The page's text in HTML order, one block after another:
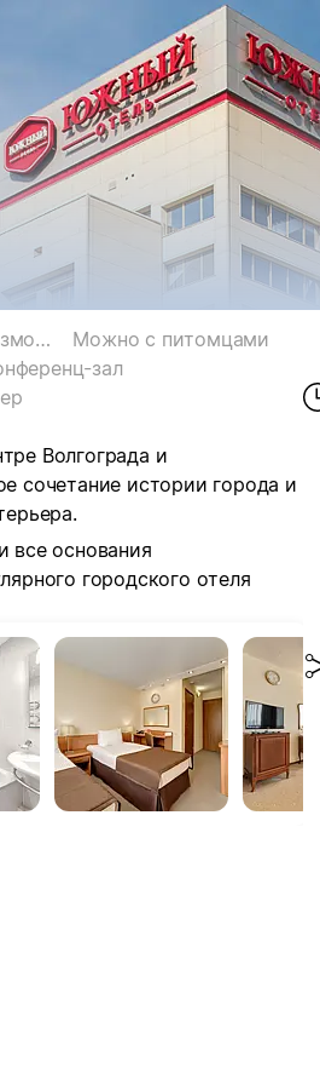
Для гостей с ограниченными возможностями
Можно с питомцами
зал
Волгограда и
сочетание истории города и
все основания
городского отеля